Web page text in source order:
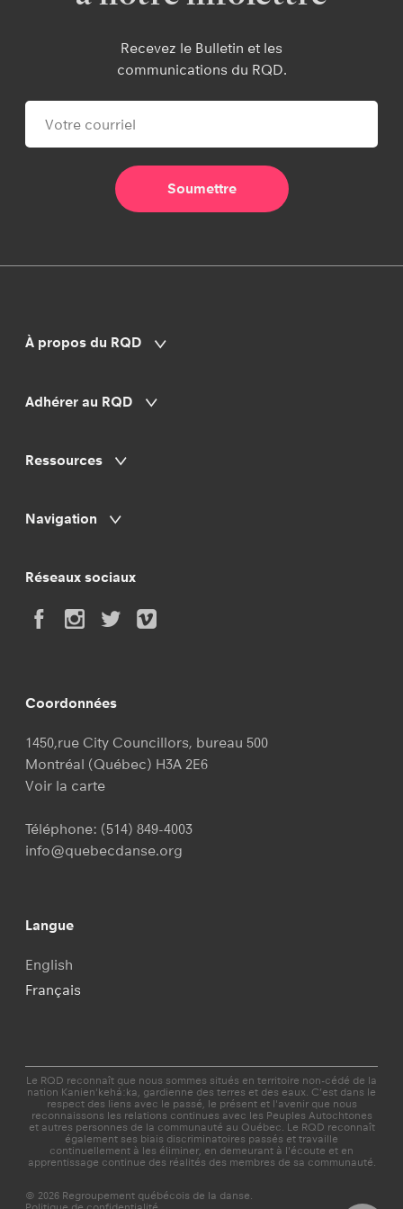
Recevez le Bulletin et les
communications du RQD.
À propos du RQD
Adhérer au RQD
Ressources
Navigation
Réseaux sociaux
Coordonnées
1450,rue City Councillors, bureau 500
Montréal (Québec) H3A 2E6
Voir la carte
Téléphone: (514) 849-4003
info@quebecdanse.org
Langue
English
Français
Le RQD reconnaît que nous sommes situés en territoire non-cédé de la
nation Kanien'kehá:ka, gardienne des terres et des eaux. C’est dans le
respect des liens avec le passé, le présent et l'avenir que nous
reconnaissons les relations continues avec les Peuples Autochtones
et autres personnes de la communauté au Québec. Le RQD reconnaît
également ses biais discriminatoires passés et travaille
continuellement à les éliminer, en demeurant à l'écoute et en
apprentissage continue des réalités des membres de sa communauté.
© 2026 Regroupement québécois de la danse.